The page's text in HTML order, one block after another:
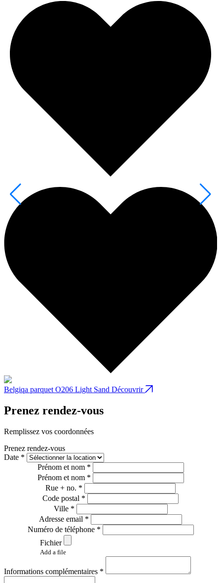
Belgiqa parquet O206 Light Sand Découvrir
Prenez rendez-vous
Remplissez vos coordonnées
Prenez rendez-vous
Date *
Prénom et nom *
Prénom et nom *
Rue + no. *
Code postal *
Ville *
Adresse email *
Numéro de téléphone *
Fichier
Add a file
Informations complémentaires *